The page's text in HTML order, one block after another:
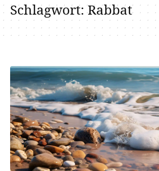
Schlagwort:Rabbat